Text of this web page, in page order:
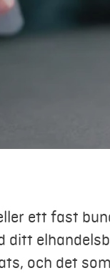
ett fast
och det